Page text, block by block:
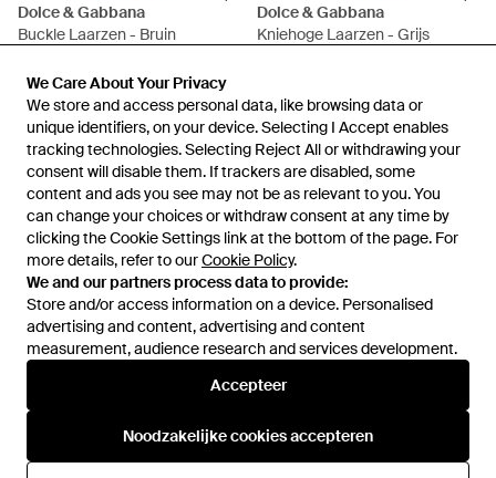
We Care About Your Privacy
We store and access personal data, like browsing data or
unique identifiers, on your device. Selecting I Accept enables
tracking technologies. Selecting Reject All or withdrawing your
consent will disable them. If trackers are disabled, some
content and ads you see may not be as relevant to you. You
can change your choices or withdraw consent at any time by
clicking the Cookie Settings link at the bottom of the page. For
more details, refer to ourCookie Policy.
We and our partners process data to provide:
Store and/or access information on a device. Personalised
advertising and content, advertising and content
measurement, audience research and services development.
Accepteer
Noodzakelijke cookies accepteren
We Care About Your Privacy
We store and access personal data, like browsing data or
unique identifiers, on your device. Selecting I Accept enables
tracking technologies. Selecting Reject All or withdrawing your
consent will disable them. If trackers are disabled, some
content and ads you see may not be as relevant to you. You
can change your choices or withdraw consent at any time by
clicking the Cookie Settings link at the bottom of the page. For
more details, refer to ourCookie Policy.
We and our partners process data to provide:
Store and/or access information on a device. Personalised
advertising and content, advertising and content
measurement, audience research and services development.
Accepteer
Noodzakelijke cookies accepteren
Dolce & Gabbana
Buckle Laarzen - Bruin
SALE
Dolce & Gabbana
Kniehoge Laarzen - Grijs
1.858 €
Dolce & Gabbana
Buckle Laarzen - Zwart
Dolce & Gabbana